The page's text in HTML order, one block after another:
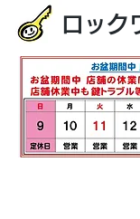
ロック